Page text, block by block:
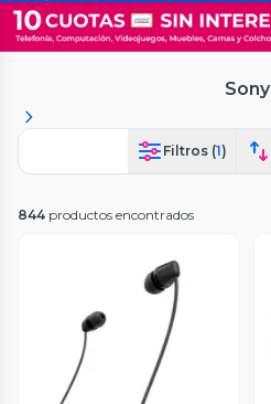
Sony
Filtros (1)
844 productos encontrados